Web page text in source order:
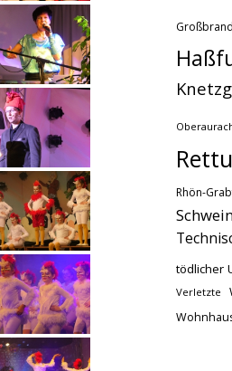
Großbrand
Rhön-
tödlicher
Verletzte